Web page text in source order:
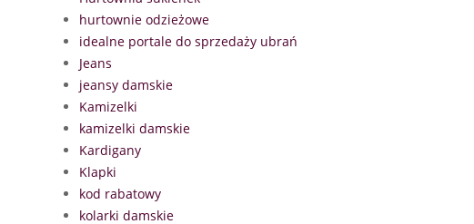
hurtownie odzieżowe
idealne portale do sprzedaży ubrań
Jeans
jeansy damskie
Kamizelki
kamizelki damskie
Kardigany
Klapki
kod rabatowy
kolarki damskie